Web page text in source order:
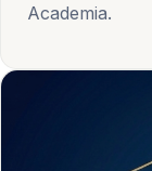
Academia.